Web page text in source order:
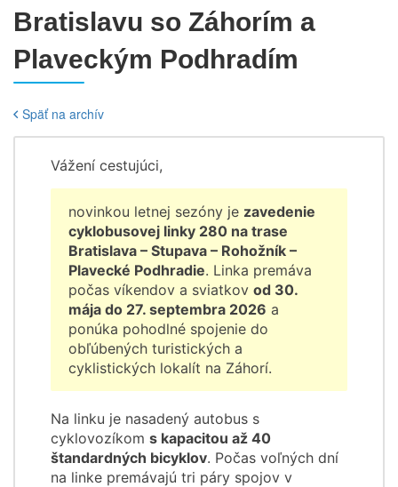
Bratislavu so Záhorím a
Plaveckým Podhradím
Späť na archív
Vážení cestujúci,
novinkou letnej sezóny je zavedenie
cyklobusovej linky 280 na trase
Bratislava – Stupava – Rohožník –
Plavecké Podhradie. Linka premáva
počas víkendov a sviatkov od 30.
mája do 27. septembra 2026 a
ponúka pohodlné spojenie do
obľúbených turistických a
cyklistických lokalít na Záhorí.
Na linku je nasadený autobus s
cyklovozíkom s kapacitou až 40
štandardných bicyklov. Počas voľných dní
na linke premávajú tri páry spojov v